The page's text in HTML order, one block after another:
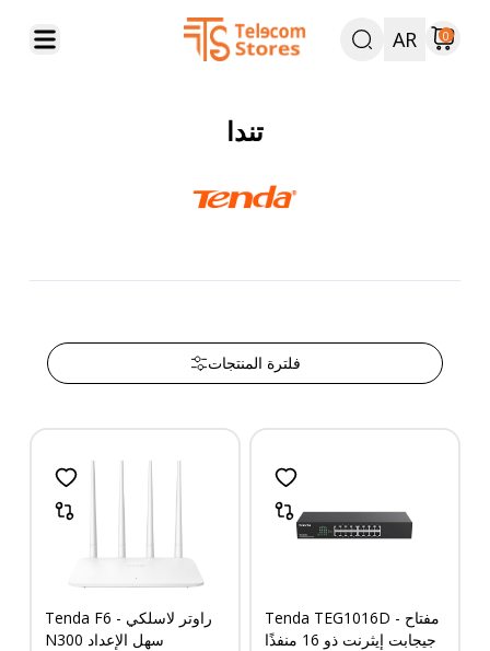
AR 0
تندا
فلترة المنتجات
Tenda F6 - راوتر لاسلكي
N300 سهل الإعداد
Tenda TEG1016D - مفتاح
جيجابت إيثرنت ذو 16 منفذًا